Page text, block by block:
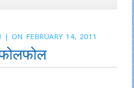
| ON FEBRUARY 14, 2011